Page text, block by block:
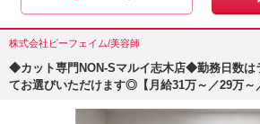
株式会社ビーフェイム/美容師
◆カット専門NON-Sマルイ志木店◆勤務日数は
てお選びいただけます◎【月給31万～／29万～